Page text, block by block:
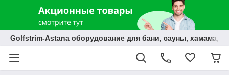
Golfstrim-Astana оборудование для бани, сауны, хамама,